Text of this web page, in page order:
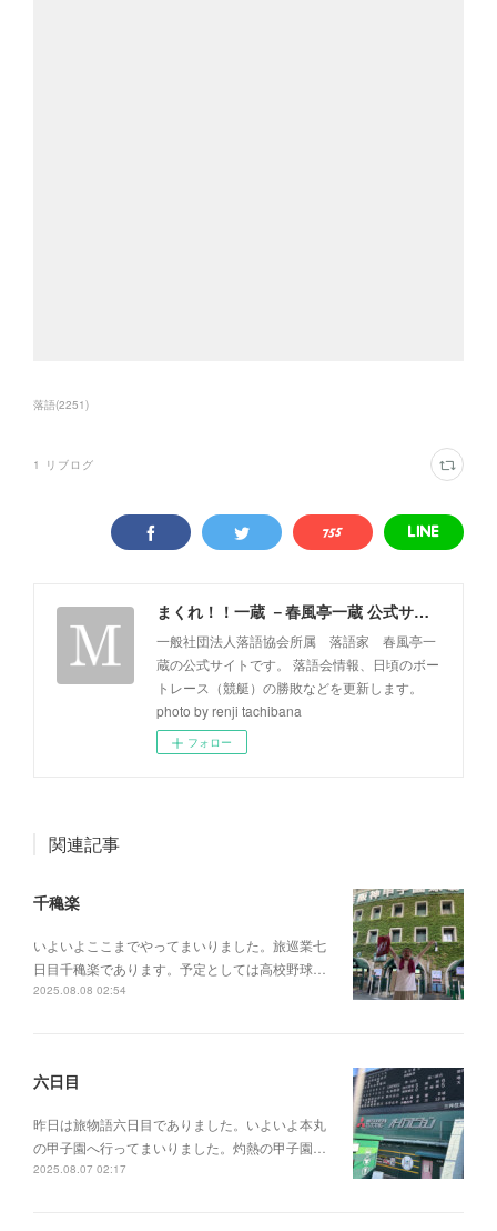
落語(2251)
1 リブログ
まくれ！！一蔵 －春風亭一蔵 公式サイト－
一般社団法人落語協会所属 落語家 春風亭一
蔵の公式サイトです。 落語会情報、日頃のボー
トレース（競艇）の勝敗などを更新します。
photo by renji tachibana
フォロー
関連記事
千穐楽
いよいよここまでやってまいりました。旅巡業七
日目千穐楽であります。予定としては高校野球…
2025.08.08 02:54
六日目
昨日は旅物語六日目でありました。いよいよ本丸
の甲子園へ行ってまいりました。灼熱の甲子園…
2025.08.07 02:17